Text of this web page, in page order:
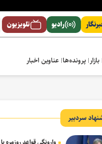
رادیو تلویزیون
بازار پرونده‌ها عناوین اخبار
سردبیر
وارونگی قواعد روزمره